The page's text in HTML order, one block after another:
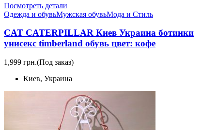
Посмотреть детали
Одежда и обувьМужская обувьМода и Стиль
CAT CATERPILLAR Киев Украина ботинки
унисекс timberland обувь цвет: кофе
1,999 грн.(Под заказ)
Киев, Украина